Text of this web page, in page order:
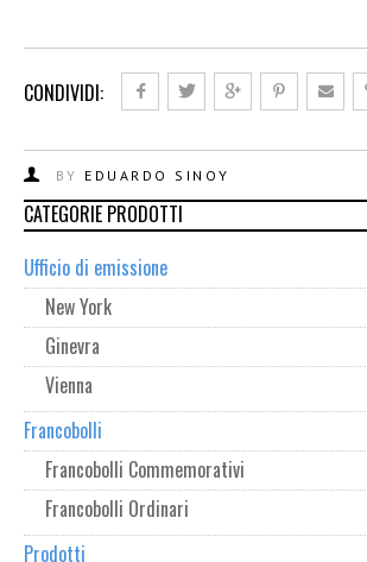
CONDIVIDI:
BY EDUARDO SINOY
CATEGORIE PRODOTTI
Ufficio di emissione
New York
Ginevra
Vienna
Francobolli
Francobolli Commemorativi
Francobolli Ordinari
Prodotti